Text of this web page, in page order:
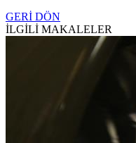
GERİ DÖN
İLGİLİ MAKALELER